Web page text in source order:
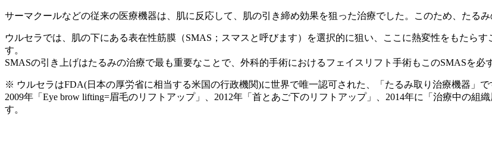
サーマクールなどの従来の医療機器は、肌に反応して、肌の引き締め効果を狙った治療でした。このため、たる
ウルセラでは、肌の下にある表在性筋膜（SMAS；スマスと呼びます）を選択的に狙い、ここに熱変性をもたら
す。
SMASの引き上げはたるみの治療で最も重要なことで、外科的手術におけるフェイスリフト手術もこのSMASを必
※ ウルセラはFDA(日本の厚労省に相当する米国の行政機関)に世界で唯一認可された、「たるみ取り治療機器」で
2009年「Eye brow lifting=眉毛のリフトアップ」、2012年「首とあご下のリフトアップ」、2014年に「治療中の
す。